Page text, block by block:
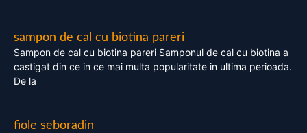
sampon de cal cu biotina pareri
Sampon de cal cu biotina pareri Samponul de cal cu biotina a
castigat din ce in ce mai multa popularitate in ultima perioada.
De la
fiole seboradin